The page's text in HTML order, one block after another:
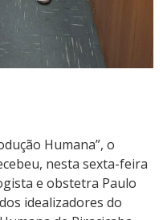
Humana”, o
nesta sexta-feira
e obstetra Paulo
idealizadores do